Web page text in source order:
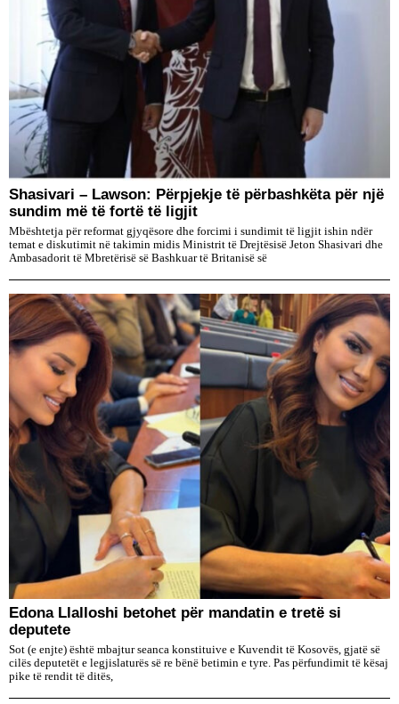
Shasivari – Lawson: Përpjekje të përbashkëta për një
sundim më të fortë të ligjit
Mbështetja për reformat gjyqësore dhe forcimi i sundimit të ligjit ishin ndër
temat e diskutimit në takimin midis Ministrit të Drejtësisë Jeton Shasivari dhe
Ambasadorit të Mbretërisë së Bashkuar të Britanisë së
Edona Llalloshi betohet për mandatin e tretë si
deputete
Sot (e enjte) është mbajtur seanca konstituive e Kuvendit të Kosovës, gjatë së
cilës deputetët e legjislaturës së re bënë betimin e tyre. Pas përfundimit të kësaj
pike të rendit të ditës,